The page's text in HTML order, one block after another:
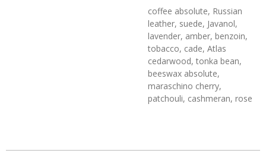
coffee absolute, Russian
leather, suede, Javanol,
lavender, amber, benzoin,
tobacco, cade, Atlas
cedarwood, tonka bean,
beeswax absolute,
maraschino cherry,
patchouli, cashmeran, rose